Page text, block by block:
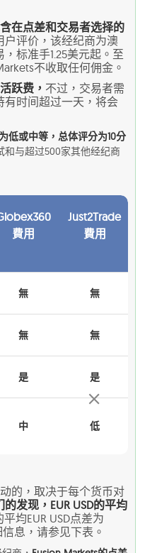
在点差和交易者选择的
户评价，该经纪商为澳
标准手1.25美元起。至
不收取任何佣金。
跃费， 不过，交易者需
时间超过一天，将会
低或中等，总体评分为10分
和与超过500家其他经纪商
費用
Just2Trade
費用
無 無
無 無
是 是
中 低
的，取决于每个货币对
发现，EUR USD的平均
均EUR USD点差为
息，请参见下表。